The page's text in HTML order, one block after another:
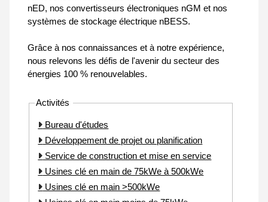
nED, nos convertisseurs électroniques nGM et nos
systèmes de stockage électrique nBESS.
Grâce à nos connaissances et à notre expérience,
nous relevons les défis de l'avenir du secteur des
énergies 100 % renouvelables.
Activités
Bureau d'études
Développement de projet ou planification
Service de construction et mise en service
Usines clé en main de 75kWe à 500kWe
Usines clé en main >500kWe